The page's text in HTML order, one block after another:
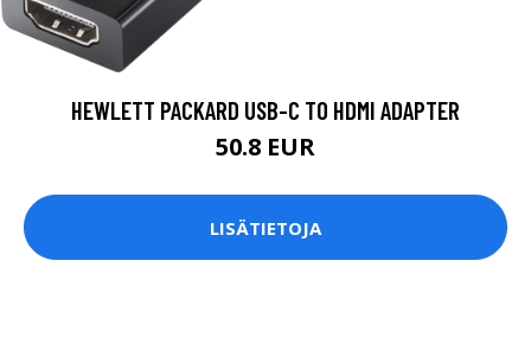
HEWLETT PACKARD USB-C TO HDMI ADAPTER
50.8 EUR
LISÄTIETOJA